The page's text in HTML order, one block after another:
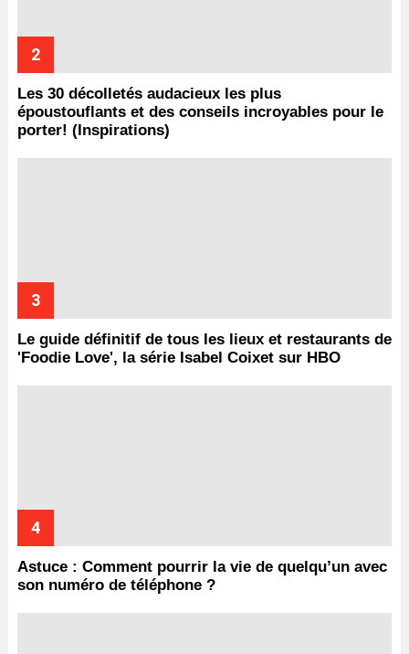
Les 30 décolletés audacieux les plus
époustouflants et des conseils incroyables pour le
porter! (Inspirations)
Le guide définitif de tous les lieux et restaurants de
'Foodie Love', la série Isabel Coixet sur HBO
Astuce : Comment pourrir la vie de quelqu’un avec
son numéro de téléphone ?